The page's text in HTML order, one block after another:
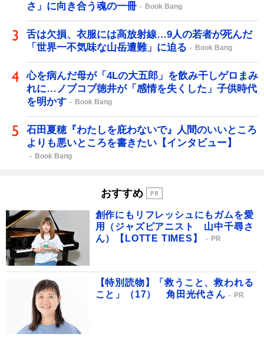
さ」に向き合う魂の一冊
Book Bang
舌は欠損、衣服には高放射線…9人の若者が死んだ
「世界一不気味な山岳遭難」に迫る
Book Bang
心を病んだ母が「4Lの大五郎」を飲み干しゲロまみ
れに…ノブコブ徳井が「感情を失くした」子供時代
を明かす
Book Bang
石田夏穂『わたしを庇わないで』人間のいいところ
よりも悪いところを書きたい【インタビュー】
Book Bang
おすすめ
創作にもリフレッシュにもガムを愛
用（ジャズピアニスト 山中千尋さ
ん）【LOTTE TIMES】
PR
【特別読物】「救うこと、救われる
こと」（17） 角田光代さん
PR